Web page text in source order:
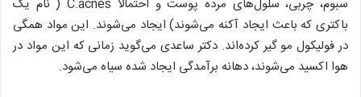
سبوم، چربی، سلول‌های مرده پوست و احتمالاً C.acnes ( نام یک
باکتری که باعث ایجاد آکنه می‌شوند) ایجاد می‌شوند. این مواد همگی
در فولیکول مو گیر کرده‌اند. دکتر ساعدی می‌گوید زمانی که این مواد در
هوا اکسید می‌شوند، دهانه برآمدگی ایجاد شده سیاه می‌شود.